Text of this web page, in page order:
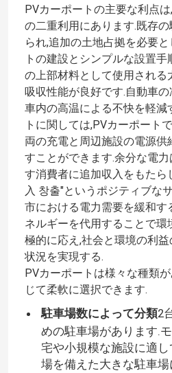
PVカーポートの主要な利点
の二重利用にあります.既存
られ,追加の土地占拠を必要
トの建設とシンプルな設置手
の上部材料として使用される
吸収性能が良好です.自動車
車内の高温による不快を軽減
トに関しては,PVカーポート
両の充電と周辺施設の電源供
すことができます.余分な電
す消費者に追加収入をもたら
入 창출"というポジティブな
市における電力需要を緩和す
ネルギーを代用することで
極的に応え,社会と環境の利
状況を実現する.
PVカーポートは様々な種類
じて柔軟に選択できます.
駐車場数によって分類2
めの駐車場があります.
宅や小規模な施設に適
場を備えた大きな駐車